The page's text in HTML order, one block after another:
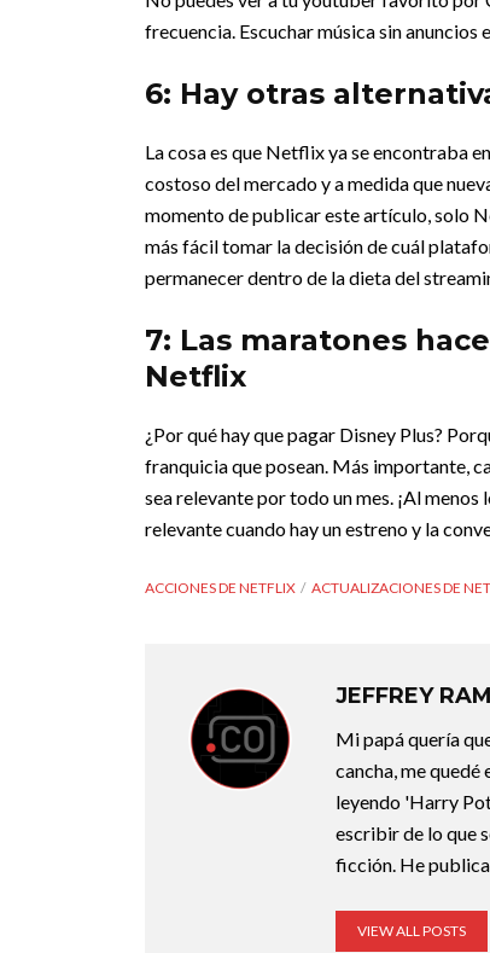
frecuencia. Escuchar música sin
6: Hay otras
La cosa es que Netflix ya se encontraba
costoso del mercado y a medida que
momento de publicar este artículo, solo
más fácil tomar la decisión de cuál
permanecer dentro de la dieta del
7: Las maratones
Netflix
¿Por qué hay que pagar Disney Plus?
franquicia que posean. Más importante,
sea relevante por todo un mes. ¡Al
relevante cuando hay un estreno y la
ACCIONES DE NETFLIX ACTUALIZACIONES DE
JEFFREY
Mi papá quería
cancha, me
leyendo 'Harry
escribir de lo que
ficción. He
VIEW ALL POSTS